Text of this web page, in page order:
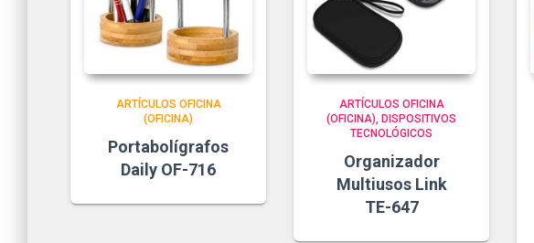
ARTÍCULOS OFICINA
(OFICINA)
Portabolígrafos
Daily OF-716
ARTÍCULOS OFICINA
(OFICINA) DISPOSITIVOS
TECNOLÓGICOS
Organizador
Multiusos Link
TE-647